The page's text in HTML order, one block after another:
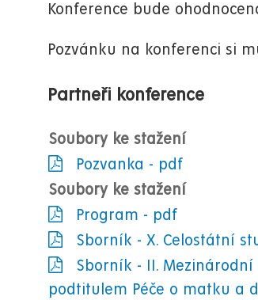
Konference bude
Pozvánku na konferenci si
Partneři konference
Soubory ke stažení
Pozvanka - pdf
Soubory ke stažení
Program - pdf
Sborník - X. Celostátní
Sborník - II.
podtitulem Péče o matku a